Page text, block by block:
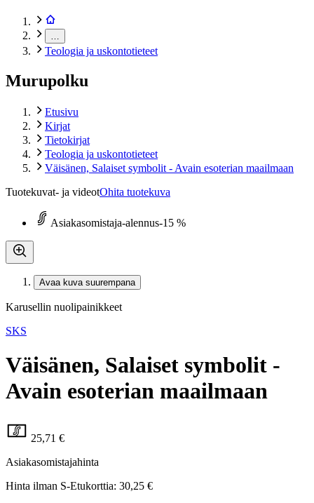
Teologia ja uskontotieteet
Murupolku
Etusivu
Kirjat
Tietokirjat
Teologia ja uskontotieteet
Väisänen, Salaiset symbolit - Avain esoterian maailmaan
Tuotekuvat- ja videotOhita tuotekuva
Asiakasomistaja-alennus-15 %
Avaa kuva suurempana
Karusellin nuolipainikkeet
SKS
Väisänen, Salaiset symbolit -
Avain esoterian maailmaan
25,71 €
Asiakasomistajahinta
Hinta ilman S-Etukorttia: 30,25 €